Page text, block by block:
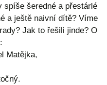
spíše šeredné a přestárlé
a ještě naivní dítě? Víme
Jak to řešili jinde? O
Matějka,